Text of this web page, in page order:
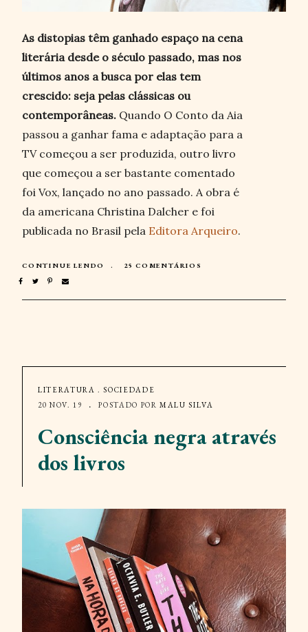
As distopias têm ganhado espaço na cena
literária desde o século passado, mas nos
últimos anos a busca por elas tem
crescido: seja pelas clássicas ou
contemporâneas. Quando O Conto da Aia
passou a ganhar fama e adaptação para a
TV começou a ser produzida, outro livro
que começou a ser bastante comentado
foi Vox, lançado no ano passado. A obra é
da americana Christina Dalcher e foi
publicada no Brasil pela Editora Arqueiro.
CONTINUE LENDO 25 COMENTÁRIOS
LITERATURA .SOCIEDADE
20 NOV. 19
POSTADO PORMALU SILVA
Consciência negra através
dos livros